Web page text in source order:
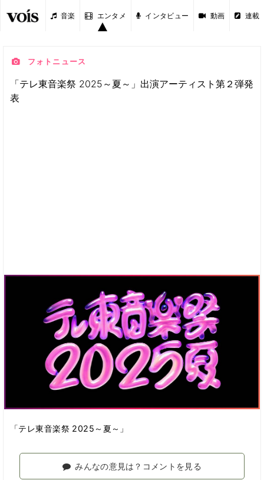
音楽 エンタメ インタビュー 動画 連載
フォトニュース
「テレ東音楽祭 2025～夏～」出演アーティスト第２弾発
表
「テレ東音楽祭 2025～夏～」
みんなの意見は？コメントを見る